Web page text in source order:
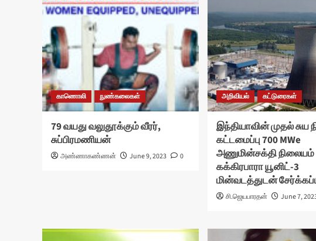
காணொலி நுண்கலைகள்
79 வயது வலுதூக்கும் வீரர்,
சுப்பிரமணியன்
அண்ணாகண்ணன் June 9, 2023 0
அறிவியல் கட்டுரைகள்
இந்தியாவின் முதல் சுய
கட்டமைப்பு 700 MWe
அணுமின்சக்தி நிலையம்
கக்கிரபாரா யூனிட்-3
மின்வடத்துடன்
சி.ஜெயபாரதன் June 7,